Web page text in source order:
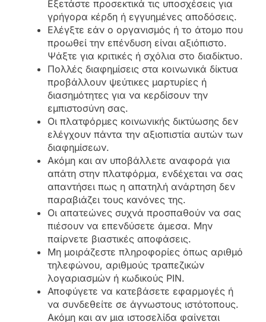
Εξετάστε προσεκτικά τις υποσχέσεις για
γρήγορα κέρδη ή εγγυημένες αποδόσεις.
Ελέγξτε εάν ο οργανισμός ή το άτομο που
προωθεί την επένδυση είναι αξιόπιστο.
Ψάξτε για κριτικές ή σχόλια στο διαδίκτυο.
Πολλές διαφημίσεις στα κοινωνικά δίκτυα
προβάλλουν ψεύτικες μαρτυρίες ή
διασημότητες για να κερδίσουν την
εμπιστοσύνη σας.
Οι πλατφόρμες κοινωνικής δικτύωσης δεν
ελέγχουν πάντα την αξιοπιστία αυτών των
διαφημίσεων.
Ακόμη και αν υποβάλλετε αναφορά για
απάτη στην πλατφόρμα, ενδέχεται να σας
απαντήσει πως η απατηλή ανάρτηση δεν
παραβιάζει τους κανόνες της.
Οι απατεώνες συχνά προσπαθούν να σας
πιέσουν να επενδύσετε άμεσα. Μην
παίρνετε βιαστικές αποφάσεις.
Μη μοιράζεστε πληροφορίες όπως αριθμό
τηλεφώνου, αριθμούς τραπεζικών
λογαριασμών ή κωδικούς PIN.
Αποφύγετε να κατεβάσετε εφαρμογές ή
να συνδεθείτε σε άγνωστους ιστότοπους.
Ακόμη και αν μια ιστοσελίδα φαίνεται